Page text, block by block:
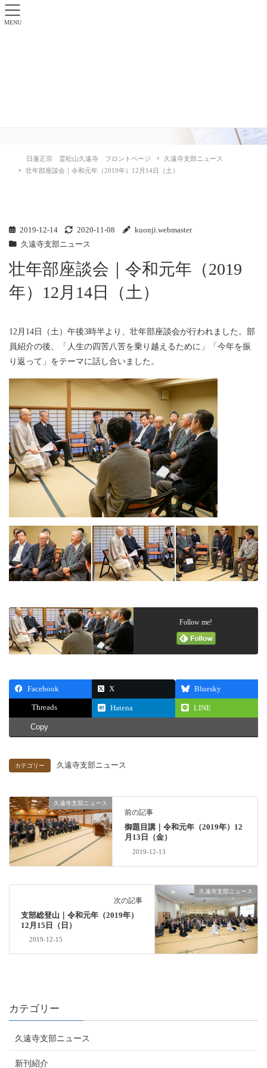
日蓮正宗 霊松山久遠寺 フロントページ
久遠寺支部ニュース
壮年部座談会｜令和元年（2019年）12月14日（土）
2019-12-14 2020-11-08
kuonji.webmaster
久遠寺支部ニュース
壮年部座談会｜令和元年（2019
年）12月14日（土）
12月14日（土）午後3時半より、壮年部座談会が行われました。部
員紹介の後、「人生の四苦八苦を乗り越えるために」「今年を振
り返って」をテーマに話し合いました。
Follow me!
Facebook X Bluesky
Threads Hatena LINE
Copy
カテゴリー 久遠寺支部ニュース
久遠寺支部ニュース
前の記事
御題目講｜令和元年（2019年）12
月13日（金）
2019-12-13
久遠寺支部ニュース
次の記事
支部総登山｜令和元年（2019年）
12月15日（日）
2019-12-15
カテゴリー
久遠寺支部ニュース
新刊紹介
MENU